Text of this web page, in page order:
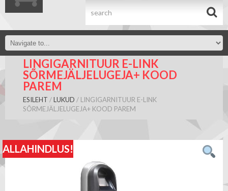
LINGIGARNITUUR E-LINK
SÕRMEJÄLJELUGEJA+ KOOD
PAREM
ESILEHT /LUKUD / LINGIGARNITUUR E-LINK
SÕRMEJÄLJELUGEJA+ KOOD PAREM
ALLAHINDLUS!